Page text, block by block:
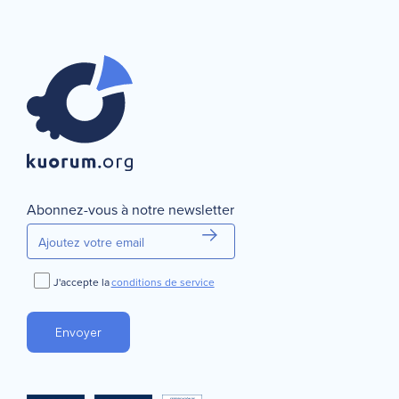
Abonnez-vous à notre newsletter
J'accepte laconditions de service